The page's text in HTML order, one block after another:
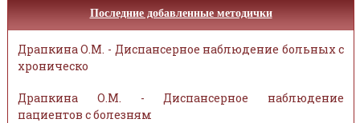
Последние добавленные методички
Драпкина О.М. - Диспансерное наблюдение больных с
хроническо
Драпкина О.М. - Диспансерное наблюдение
пациентов с болезням